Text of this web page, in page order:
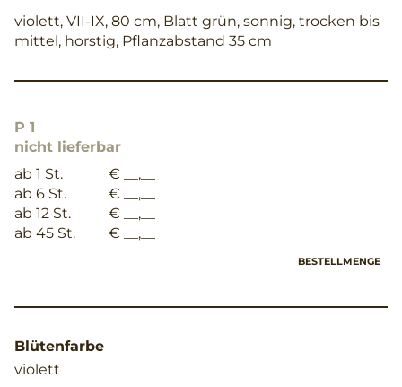
violett, VII-IX, 80 cm, Blatt grün, sonnig, trocken bis
mittel, horstig, Pflanzabstand 35 cm
P 1
nicht lieferbar
ab 1 St.
€ __,__
ab 6 St.
€ __,__
ab 12 St.
€ __,__
ab 45 St.
€ __,__
BESTELLMENGE
Blütenfarbe
violett